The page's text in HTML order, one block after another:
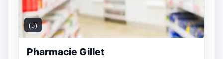
(5)
Pharmacie Gillet